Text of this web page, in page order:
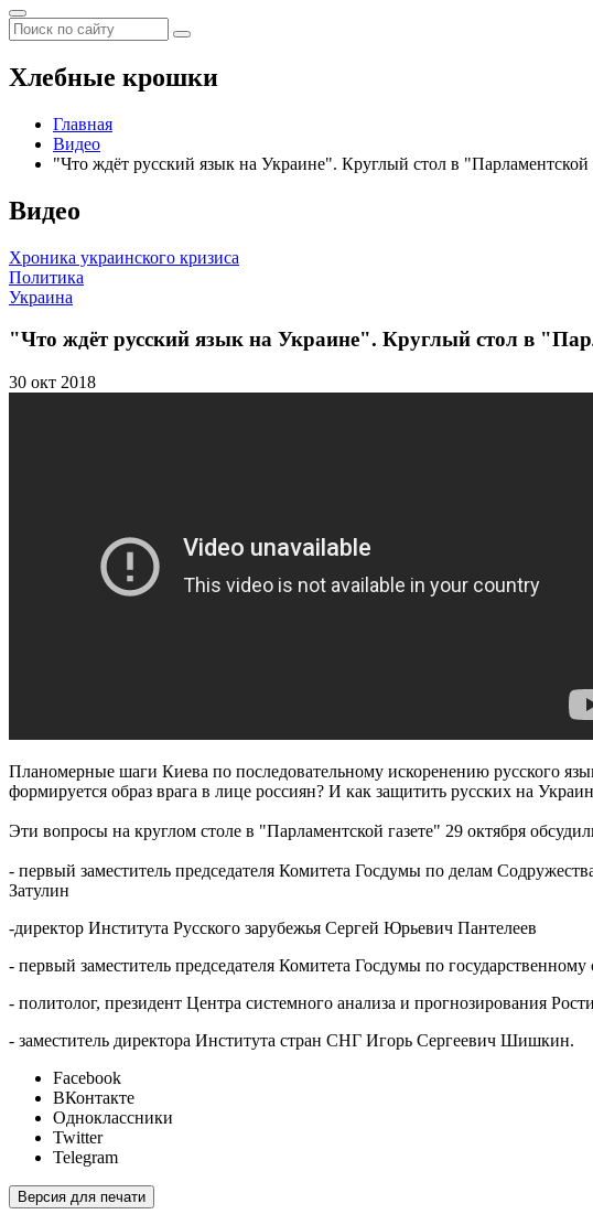
Хлебные крошки
Главная
Видео
"Что ждёт русский язык на Украине". Круглый стол в "Парламентской
Видео
Хроника украинского кризиса
Политика
Украина
"Что ждёт русский язык на Украине". Круглый стол в
30 окт 2018
Планомерные шаги Киева по последовательному искоренению русского
формируется образ врага в лице россиян? И как защитить русских на
Эти вопросы на круглом столе в "Парламентской газете" 29 октября
- первый заместитель председателя Комитета Госдумы по делам
Затулин
-директор Института Русского зарубежья Сергей Юрьевич Пантелеев
- первый заместитель председателя Комитета Госдумы по
- политолог, президент Центра системного анализа и прогнозирования
- заместитель директора Института стран СНГ Игорь Сергеевич Шишкин.
Facebook
ВКонтакте
Одноклассники
Twitter
Telegram
Версия для печати